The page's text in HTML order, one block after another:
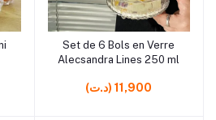
Ajouter au panier
Set de 6 Bols en Verre
Alecsandra Lines 250 ml
(د.ت) 11,900